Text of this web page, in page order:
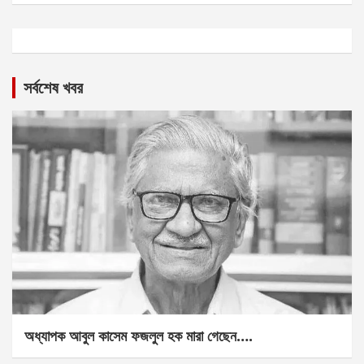
সর্বশেষ খবর
অধ্যাপক আবুল কাসেম ফজলুল হক মারা গেছেন….